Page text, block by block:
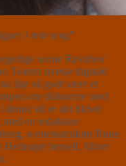
i min seng”
scene Revolver
Teaters nyeste digitale
lige så godt være et
om tilskuerne med
denne tid er det blevet
en redaktion
sceneinstruktør Rune
herself, bliver